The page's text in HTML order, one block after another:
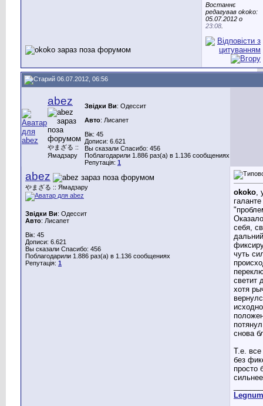
Востаннє
редагував okoko:
05.07.2012 о
23:08
06.07.2012, 06:56
abez
やまざる ::
Ямадзару
Звідки Ви: Одессит
Авто: Лисапет
Вік: 45
Дописи: 6.621
Вы сказали Спасибо: 456
Поблагодарили 1.886 раз(а) в 1.136 сообщениях
Репутація: 1
abez
やまざる :: Ямадзару
Звідки Ви: Одессит
Авто: Лисапет
Вік: 45
Дописи: 6.621
Вы сказали Спасибо: 456
Поблагодарили 1.886 раз(а) в 1.136 сообщениях
Репутація: 1
okoko
себя,
чуть
светит
хотя
снова
Т.е. все
без
просто
Legnum